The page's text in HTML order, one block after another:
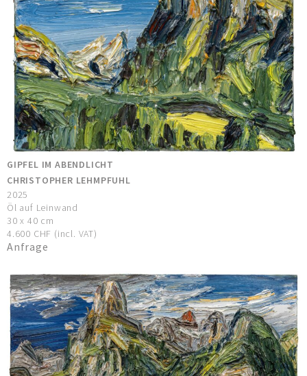
GIPFEL IM ABENDLICHT
CHRISTOPHER LEHMPFUHL
2025
Öl auf Leinwand
30 x 40 cm
4.600 CHF (incl. VAT)
Anfrage